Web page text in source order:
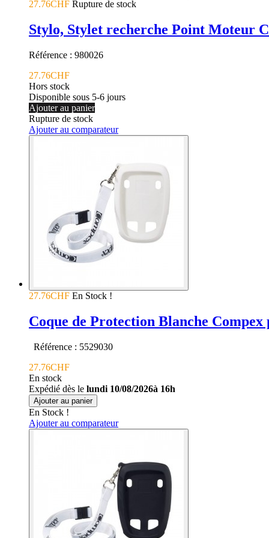
27.76CHF Rupture de stock
Stylo, Stylet recherche Point Moteur
Référence : 980026
27.76CHF
Hors stock
Disponible sous 5-6 jours
Ajouter au panier
Rupture de stock
Ajouter au comparateur
27.76CHF En Stock !
Coque de Protection Blanche Compex
Référence : 5529030
27.76CHF
En stock
Expédié dès le lundi 10/08/2026à 16h
Ajouter au panier
En Stock !
Ajouter au comparateur